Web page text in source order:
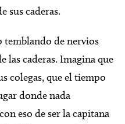
sus caderas.
temblando de nervios
las caderas. Imagina que
colegas, que el tiempo
donde nada
eso de ser la capitana